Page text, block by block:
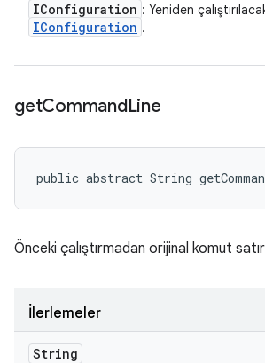
IConfiguration : Yeniden
IConfiguration .
getCommandLine
public abstract String
Önceki çalıştırmadan orijinal komut
İlerlemeler
String